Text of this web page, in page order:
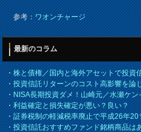
参考：ワオンチャージ
最新のコラム
・株と債権／国内と海外アセットで投資
・投資信託リターンのコスト高影響を論
・NISA長期投資ダメ！山崎元／水瀬ケ
・利益確定と損失確定が悪い？良い？
・証券税制の軽減税率廃止で平成26年
・投資信託おすすめファンド銘柄商品は